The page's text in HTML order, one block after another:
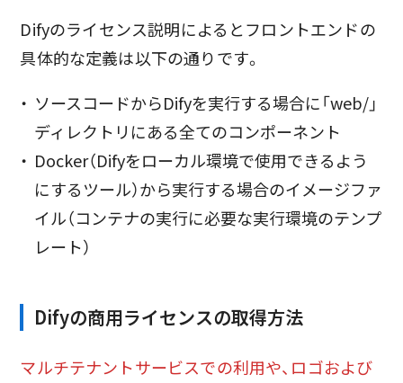
Difyのライセンス説明によるとフロントエンドの
具体的な定義は以下の通りです。
ソースコードからDifyを実行する場合に「web/」
ディレクトリにある全てのコンポーネント
Docker（Difyをローカル環境で使用できるよう
にするツール）から実行する場合のイメージファ
イル（コンテナの実行に必要な実行環境のテンプ
レート）
Difyの商用ライセンスの取得方法
マルチテナントサービスでの利用や、ロゴおよび